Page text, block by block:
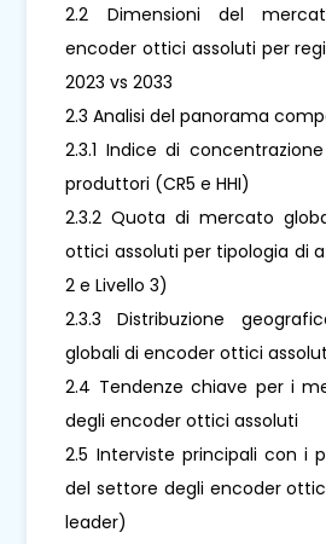
2.2 Dimensioni del
encoder ottici assoluti per
2023 vs 2033
2.3 Analisi del panorama
2.3.1 Indice di
produttori (CR5 e HHI)
2.3.2 Quota di mercato
ottici assoluti per tipologia di
2 e Livello 3)
2.3.3 Distribuzione
globali di encoder ottici
2.4 Tendenze chiave per i
degli encoder ottici assoluti
2.5 Interviste principali con i
del settore degli encoder
leader)